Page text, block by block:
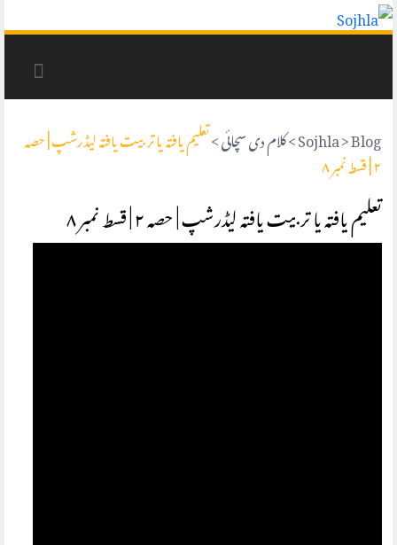
Sojhla>Blog
>کلام دی سچائی>تعلیم یافتہ یا تربیت یافتہ لیڈرشپ | حصہ
۲ | قسط نمبر ۸
تعلیم یافتہ یا تربیت یافتہ لیڈرشپ | حصہ ۲ | قسط نمبر ۸